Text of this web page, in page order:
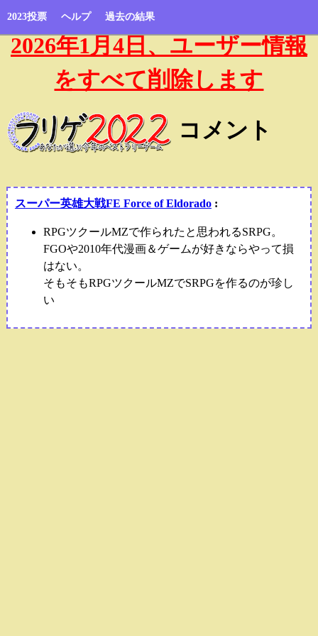
2023投票 ヘルプ 過去の結果
2026年1月4日、ユーザー情報
をすべて削除します
コメント
スーパー英雄大戦FE Force of Eldorado:
RPGツクールMZで作られたと思われるSRPG。
FGOや2010年代漫画＆ゲームが好きならやって損
はない。
そもそもRPGツクールMZでSRPGを作るのが珍し
い